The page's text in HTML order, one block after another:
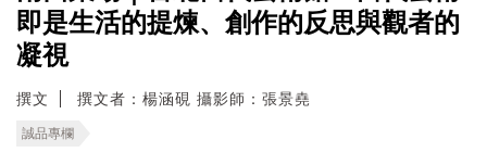
即是生活的提煉、創作的反思與觀者的
凝視
撰文 撰文者：楊涵硯 攝影師：張景堯
誠品專欄